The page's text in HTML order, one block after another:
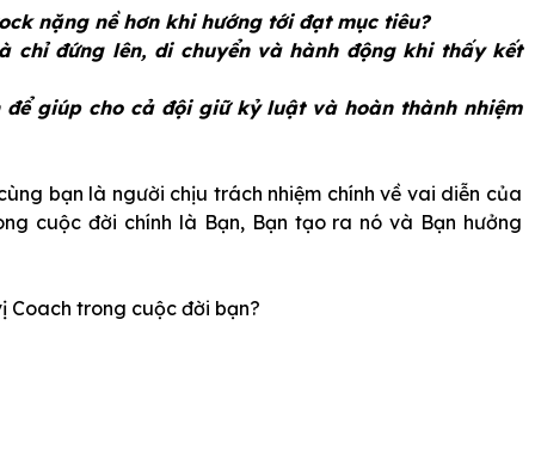
nặng nề hơn khi hướng tới đạt mục tiêu?
chỉ đứng lên, di chuyển và hành động khi thấy kết
để giúp cho cả đội giữ kỷ luật và hoàn thành nhiệm
bạn là người chịu trách nhiệm chính về vai diễn của
cuộc đời chính là Bạn, Bạn tạo ra nó và Bạn hưởng
Coach trong cuộc đời bạn?